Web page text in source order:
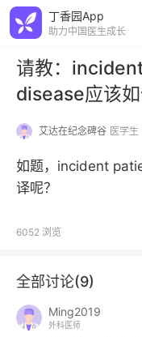
丁香园App
助力中国医生成长
请教：
disease应该如
艾达在纪念碑谷 医学生
如题，incident
译呢？
6052 浏览
全部讨论(9)
Ming2019
外科医师